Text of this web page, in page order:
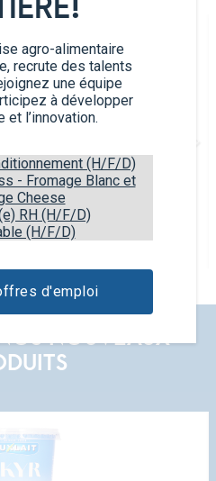
agro-alimentaire
recrute des talents
une équipe
à développer
et l’innovation.
(H/F/D)
- Fromage Blanc et
Cheese
RH (H/F/D)
(H/F/D)
d'emploi
NOUVEAUX